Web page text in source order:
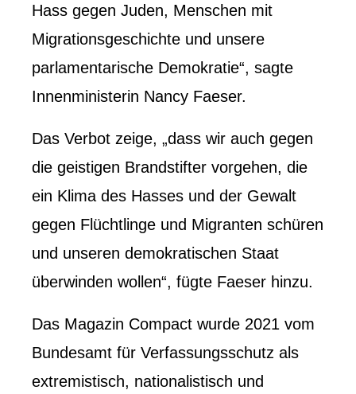
Hass gegen Juden, Menschen mit
Migrationsgeschichte und unsere
parlamentarische Demokratie“, sagte
Innenministerin Nancy Faeser.
Das Verbot zeige, „dass wir auch gegen
die geistigen Brandstifter vorgehen, die
ein Klima des Hasses und der Gewalt
gegen Flüchtlinge und Migranten schüren
und unseren demokratischen Staat
überwinden wollen“, fügte Faeser hinzu.
Das Magazin Compact wurde 2021 vom
Bundesamt für Verfassungsschutz als
extremistisch, nationalistisch und